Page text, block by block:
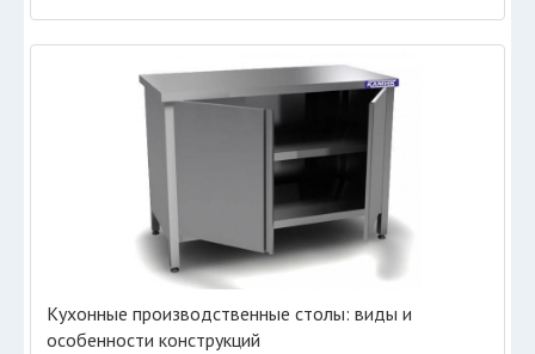
Кухонные производственные столы: виды и
особенности конструкций